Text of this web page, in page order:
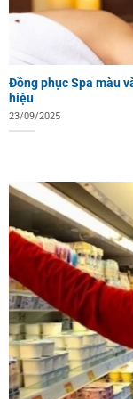
Đồng phục Spa màu
hiệu
23/09/2025